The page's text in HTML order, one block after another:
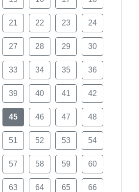
21 22 23 24
27 28 29 30
33 34 35 36
39 40 41 42
45 46 47 48
51 52 53 54
57 58 59 60
63 64 65 66